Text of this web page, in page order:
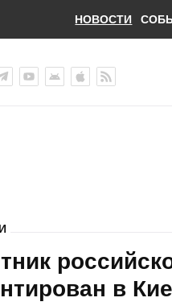
НОВОСТИ
в